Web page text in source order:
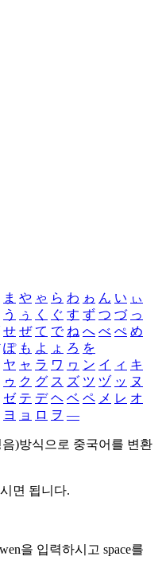
ま や ゃ ら わ ゎ ん い ぃ
う ぅ く ぐ す ず つ づ っ
せ ぜ て で ね へ べ ぺ め
ぽ も よ ょ ろ を
ヤ ャ ラ ワ ヮ ン イ ィ キ
ゥ ク グ ス ズ ツ ヅ ッ ヌ
ゼ テ デ ヘ ベ ペ メ レ オ
ヨ ョ ロ ヲ ―
)방식으로 중국어를 변환
면 됩니다.
을 입력하시고 space를